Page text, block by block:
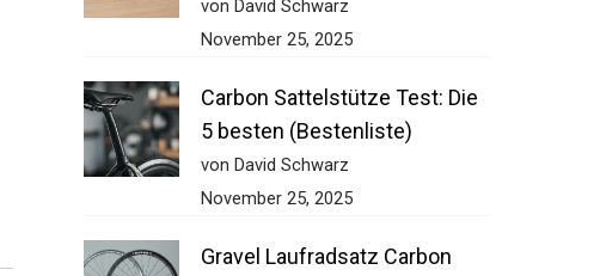
von David Schwarz
November 25, 2025
Carbon Sattelstütze Test: Die
5 besten (Bestenliste)
von David Schwarz
November 25, 2025
Gravel Laufradsatz Carbon